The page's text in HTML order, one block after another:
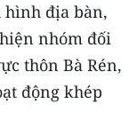
hình địa bàn,
nhóm đối
thôn Bà Rén,
động khép